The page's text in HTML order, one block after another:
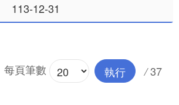
113-12-31
每頁筆數 執行 / 37